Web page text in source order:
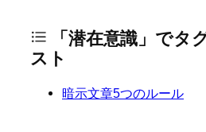
「潜在意識」でタ
スト
暗示文章5つのルール